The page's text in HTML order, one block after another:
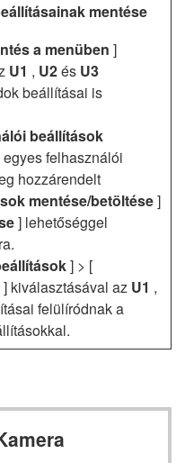
mentése
a menüben ]
U1 , U2és U3
beállításai is
beállítások
felhasználói
hozzárendelt
mentése/betöltése]
] lehetőséggel
] > [
] kiválasztásával az U1 ,
felülíródnak a